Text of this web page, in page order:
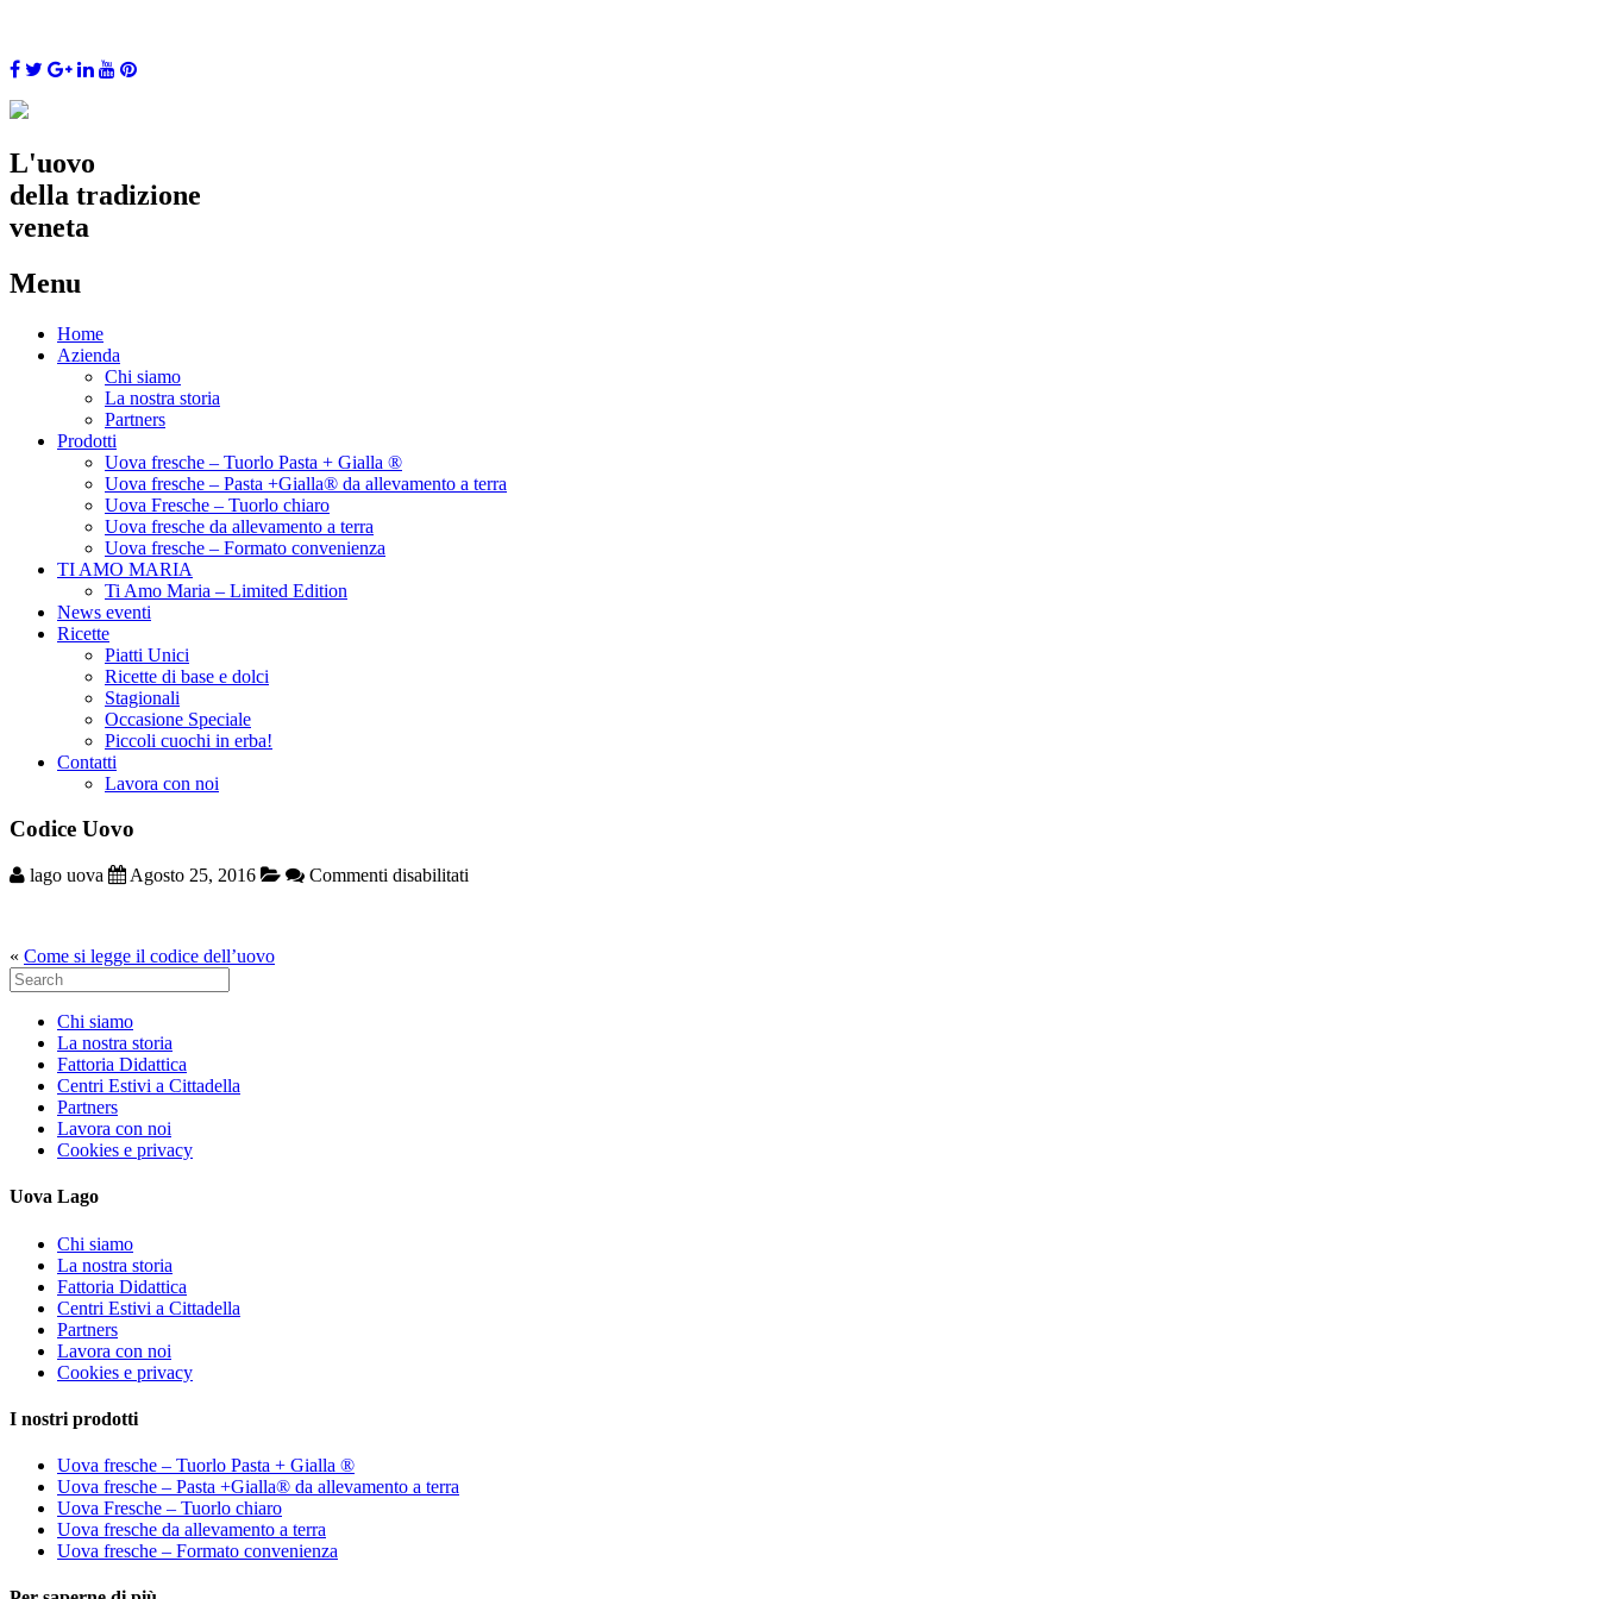
L'uovo
della tradizione
veneta
Menu
Skip
Home
Azienda
Chi siamo
La nostra storia
Partners
Prodotti
Uova fresche – Tuorlo Pasta + Gialla ®
Uova fresche – Pasta +Gialla® da allevamento a terra
Uova Fresche – Tuorlo chiaro
Uova fresche da allevamento a terra
Uova fresche – Formato convenienza
TI AMO MARIA
Ti Amo Maria – Limited Edition
News eventi
Ricette
Piatti Unici
Ricette di base e dolci
Stagionali
Occasione Speciale
Piccoli cuochi in erba!
Contatti
Lavora con noi
Codice Uovo
lago uova Agosto 25, 2016 Commenti disabilitati
« Come si legge il codice dell’uovo
Search
for:
Chi siamo
La nostra storia
Fattoria Didattica
Centri Estivi a Cittadella
Partners
Lavora con noi
Cookies e privacy
Uova Lago
Chi siamo
La nostra storia
Fattoria Didattica
Centri Estivi a Cittadella
Partners
Lavora con noi
Cookies e privacy
I nostri prodotti
Uova fresche – Tuorlo Pasta + Gialla ®
Uova fresche – Pasta +Gialla® da allevamento a terra
Uova Fresche – Tuorlo chiaro
Uova fresche da allevamento a terra
Uova fresche – Formato convenienza